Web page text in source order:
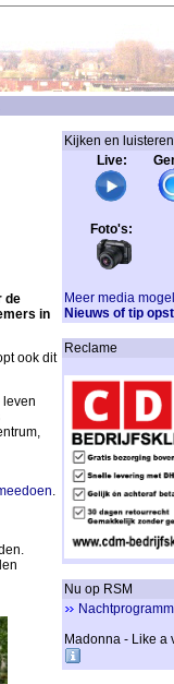
de
in
ook dit
leven
Kijken en luisteren
Live:
Foto's:
Meer media
Nieuws of tip
Reclame
Nu op RSM
Madonna - Like a